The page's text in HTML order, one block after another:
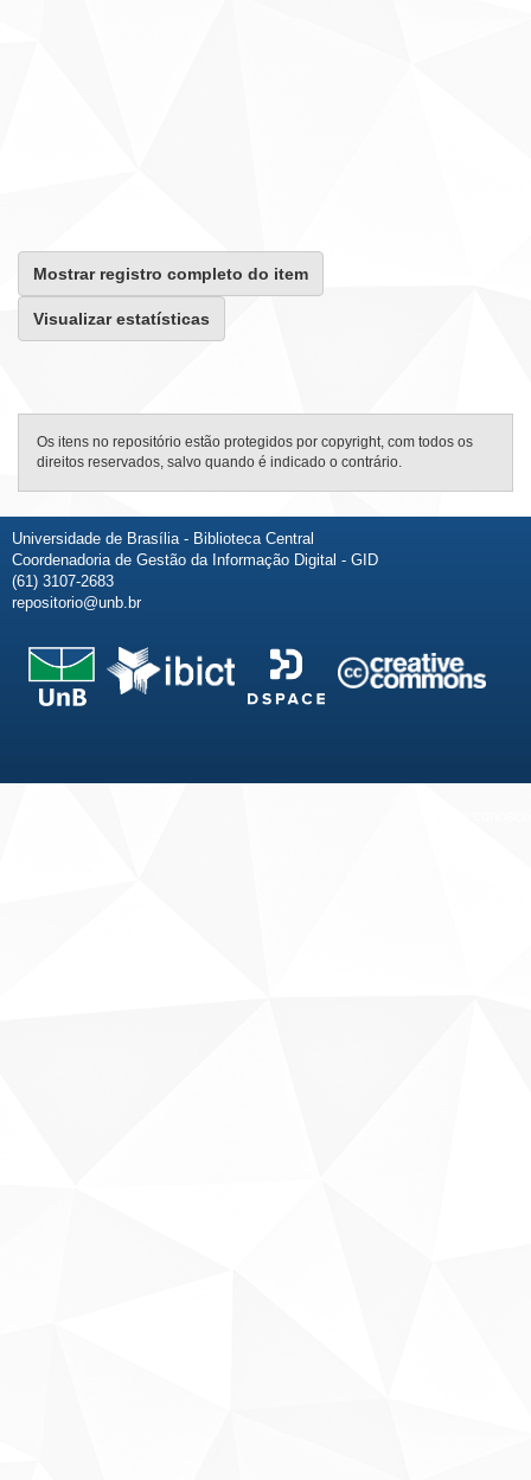
Mostrar registro completo do item
Visualizar estatísticas
Os itens no repositório estão protegidos por copyright, com todos os
direitos reservados, salvo quando é indicado o contrário.
Universidade de Brasília - Biblioteca Central
Coordenadoria de Gestão da Informação Digital - GID
(61) 3107-2683
repositorio@unb.br